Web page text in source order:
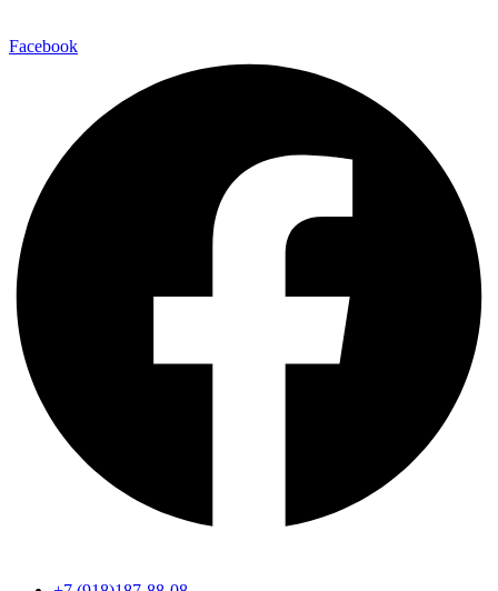
Facebook